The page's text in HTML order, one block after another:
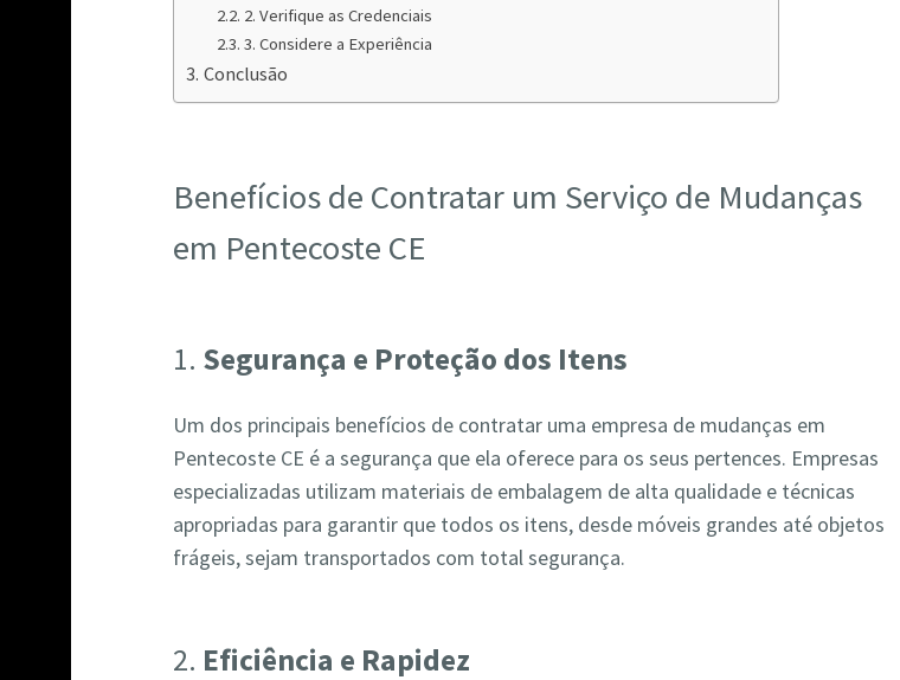
2. Verifique as Credenciais
3. Considere a Experiência
Conclusão
Benefícios de Contratar um Serviço de Mudanças
em Pentecoste CE
1. Segurança e Proteção dos Itens
Um dos principais benefícios de contratar uma empresa de mudanças em
Pentecoste CE é a segurança que ela oferece para os seus pertences. Empresas
especializadas utilizam materiais de embalagem de alta qualidade e técnicas
apropriadas para garantir que todos os itens, desde móveis grandes até objetos
frágeis, sejam transportados com total segurança.
2. Eficiência e Rapidez